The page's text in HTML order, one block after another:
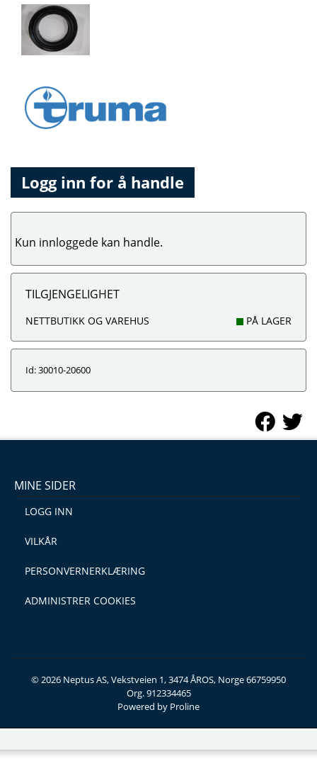
Logg inn for å handle
Kun innloggede kan handle.
TILGJENGELIGHET
NETTBUTIKK OG VAREHUS PÅ LAGER
Id: 30010-20600
MINE SIDER
LOGG INN
VILKÅR
PERSONVERNERKLÆRING
ADMINISTRER COOKIES
© 2026 Neptus AS, Vekstveien 1, 3474 ÅROS, Norge 66759950
Org. 912334465
Powered by Proline